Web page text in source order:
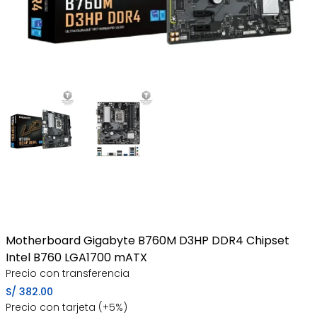
Motherboard Gigabyte B760M D3HP DDR4 Chipset
Intel B760 LGA1700 mATX
Precio con transferencia
S/ 382.00
Precio con tarjeta (+5%)